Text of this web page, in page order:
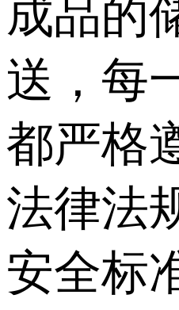
成品的
送，每
都严格
法律法
安全标